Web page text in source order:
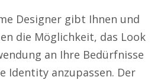
Designer gibt Ihnen und
die Möglichkeit, das Look
an Ihre Bedürfnisse
Identity anzupassen. Der